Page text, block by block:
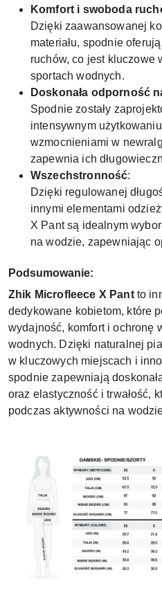
Komfort i swoboda
Dzięki zaawansowanej
materiału, spodnie
ruchów, co jest kluczowe
sportach wodnych.
Doskonała odporność
Spodnie zostały
intensywnym
wzmocnieniami w
zapewnia ich
Wszechstronność:
Dzięki regulowanej
innymi elementami
X Pant są idealnym
na wodzie, zapewniając
Podsumowanie:
Zhik Microfleece X Pantto
dedykowane kobietom, które
wydajność, komfort i ochronę
wodnych. Dzięki naturalnej
w kluczowych miejscach i
spodnie zapewniają
oraz elastyczność i trwałość,
podczas aktywności na